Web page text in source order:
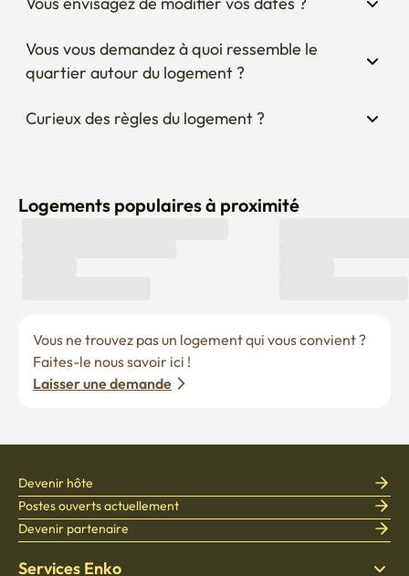
Vous vous demandez à quoi ressemble le
Curieux des règles du logement ?
Laisser une demande
Services Enko
Devenir hôte
Devenir partenaire